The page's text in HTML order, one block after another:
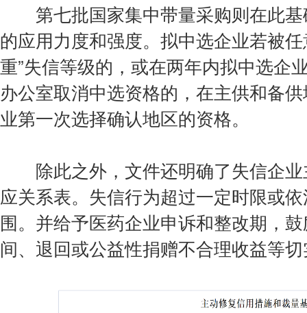
第七批国家集中带量采购则在此基
的应用力度和强度。拟中选企业若被
重”失信等级的，或在两年内拟中选企
办公室取消中选资格的，在主供和备
业第一次选择确认地区的资格。
除此之外，文件还明确了失信企业
应关系表。失信行为超过一定时限或
围。并给予医药企业申诉和整改期，
间、退回或公益性捐赠不合理收益等